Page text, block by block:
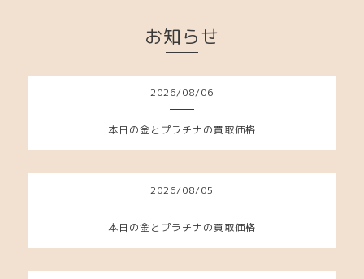
お知らせ
2026/08/06
本日の金とプラチナの買取価格
2026/08/05
本日の金とプラチナの買取価格